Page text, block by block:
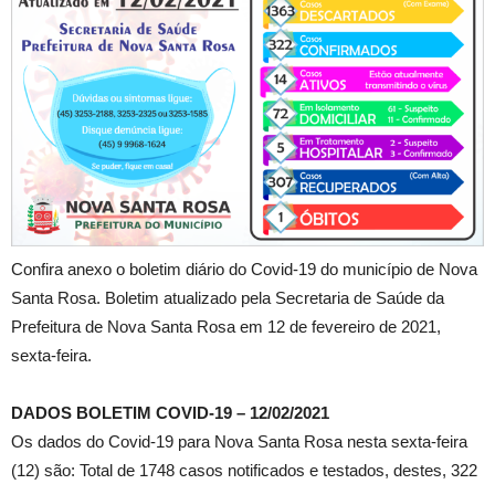
Confira anexo o boletim diário do Covid-19 do município de Nova
Santa Rosa. Boletim atualizado pela Secretaria de Saúde da
Prefeitura de Nova Santa Rosa em 12 de fevereiro de 2021,
sexta-feira.
DADOS BOLETIM COVID-19 – 12/02/2021
Os dados do Covid-19 para Nova Santa Rosa nesta sexta-feira
(12) são: Total de 1748 casos notificados e testados, destes, 322